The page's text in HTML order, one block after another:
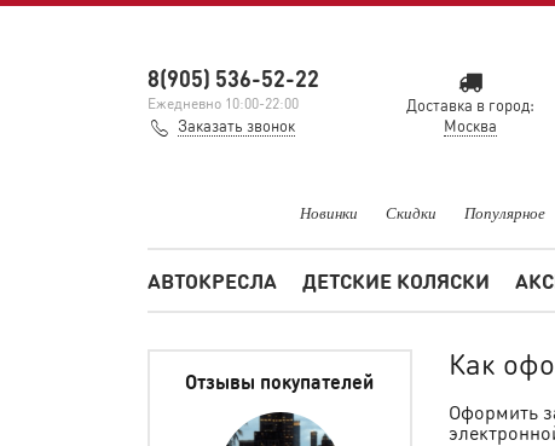
8(905) 536-52-22
Ежедневно 10:00-22:00
Заказать звонок
Доставка в город:
Москва
Новинки Скидки Популярное
АВТОКРЕСЛА ДЕТСКИЕ КОЛЯСКИ
Как
Оформить
Отзывы покупателей